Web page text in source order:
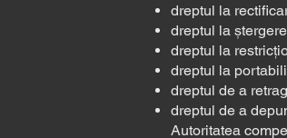
dreptul la
dreptul la
dreptul la
dreptul la
dreptul de a
dreptul de a
Autoritatea